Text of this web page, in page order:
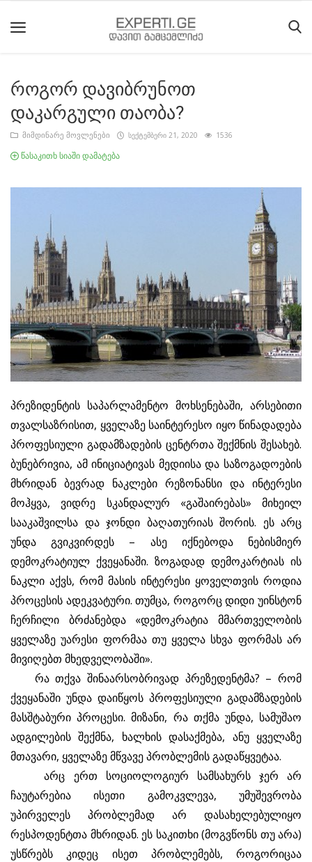
მთავარი
მიმდინარე
მოვლენები
შესახებ
ეროვნული
მოძრაობის
ისტორია
სტატიები
როგორ დავიბრუნოთ
დაკარგული თაობა?
მიმდინარე მოვლენები სექტემბერი 21, 2020 1536
წასაკითხ სიაში დამატება
პრეზიდენტის საპარლამენტო მოხსენებაში, არსებითი
თვალსაზრისით, ყველაზე საინტერესო იყო წინადადება
პროფესიული გადამზადების ცენტრთა შექმნის შესახებ.
ბუნებრივია, ამ ინიციატივას მედიისა და საზოგადოების
მხრიდან ბევრად ნაკლები რეზონანსი და ინტერესი
მოჰყვა, ვიდრე სკანდალურ «გაშაირებას» მიხეილ
სააკაშვილსა და ჯონდი ბაღათურიას შორის. ეს არც
უნდა გვიკვირდეს – ასე იქნებოდა ნებისმიერ
დემოკრატიულ ქვეყანაში. ზოგადად დემოკარტიას ის
ნაკლი აქვს, რომ მასის ინტერესი ყოველთვის როდია
პროცესის ადეკვატური. თუმცა, როგორც დიდი უინსტონ
ჩერჩილი ბრძანებდა «დემოკრატია მმართველობის
ყველაზე უარესი ფორმაა თუ ყველა სხვა ფორმას არ
მივიღებთ მხედველობაში».
რა თქვა შინაარსობრივად პრეზედენტმა? – რომ
ქვეყანაში უნდა დაიწყოს პროფესიული გადამზადების
მასშტაბური პროცესი. მიზანი, რა თქმა უნდა, სამუშაო
ადგილების შექმნა, ხალხის დასაქმება, ანუ ყველაზე
მთავარი, ყველაზე მწვავე პრობლემის გადაწყვეტაა.
არც ერთ სოციოლოგიურ სამსახურს ჯერ არ
ჩაუტარებია ისეთი გამოკვლევა, უმუშევრობა
უპირველეს პრობლემად არ დასახელებულიყო
რესპოდენტთა მხრიდან. ეს საკითხი (მოგვწონს თუ არა)
უსწრებს კიდეც ისეთ პრობლემებს, როგორიცაა